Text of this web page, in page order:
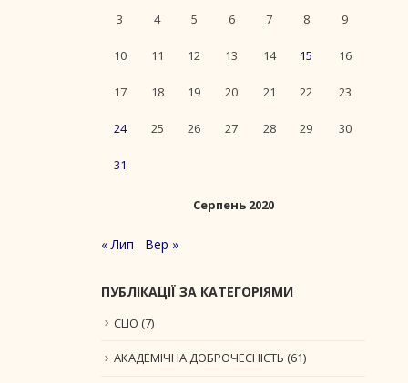
Серпень 2020
3 4 5 6 7 8 9
10 11 12 13 14 15 16
17 18 19 20 21 22 23
24 25 26 27 28 29 30
31
« Лип Вер »
ПУБЛІКАЦІЇ ЗА КАТЕГОРІЯМИ
CLIO (7)
АКАДЕМІЧНА ДОБРОЧЕСНІСТЬ (61)